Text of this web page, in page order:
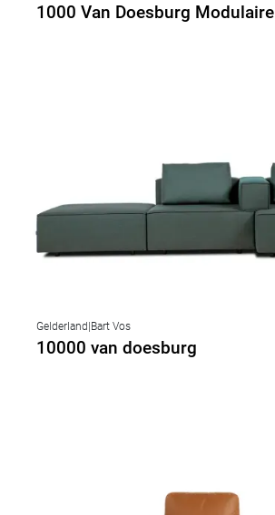
1000 Van Doesburg Modulaire
Gelderland Bart Vos
10000 van doesburg